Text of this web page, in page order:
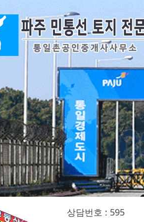
상담번호 : 595